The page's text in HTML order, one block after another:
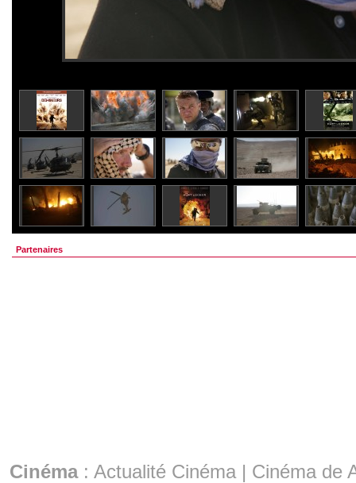
Partenaires
Cinéma: Actualité Cinéma | Cinéma de